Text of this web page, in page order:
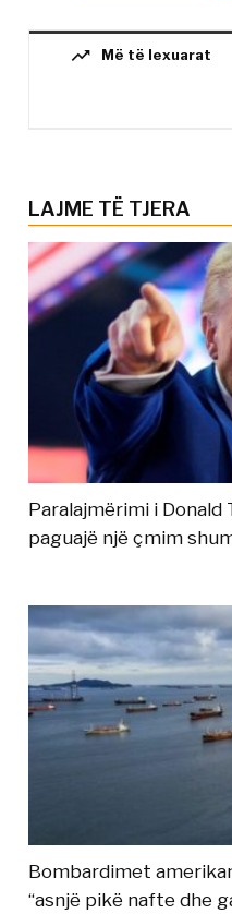
trending_up Më të lexuarat
LAJME TË TJERA
Paralajmërimi i Donald
paguajë një çmim
Bombardimet
“asnjë pikë nafte dhe